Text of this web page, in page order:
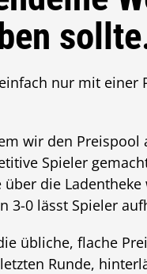
nur mit einer
wir den
Spieler
die
3-0 lässt Spieler
übliche, flache
Runde,